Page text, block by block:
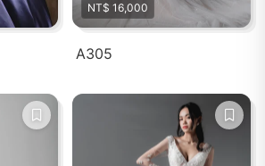
NT$ 16,000
A305